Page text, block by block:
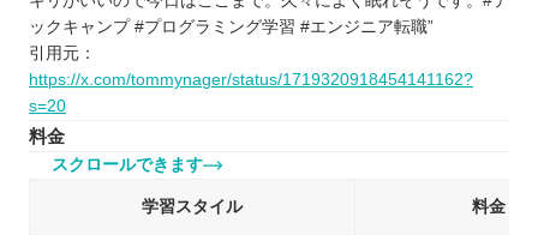
ックキャンプ #プログラミング学習 #エンジニア転職”
引用元：
https://x.com/tommynager/status/1719320918454141162?
s=20
料金
スクロールできます
学習スタイル 料金